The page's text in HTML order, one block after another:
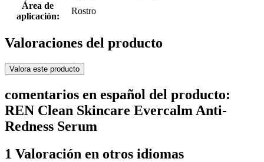
Área de
aplicación:
Rostro
Valoraciones del producto
Valora este producto
comentarios en español del producto:
REN Clean Skincare Evercalm Anti-
Redness Serum
1 Valoración en otros idiomas